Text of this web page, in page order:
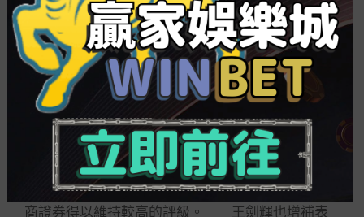
資收益同比降落重要因股指下行，公司權益投資及
科創板跟投收益同比降落較多；其他業務同比降落
重要 彩票分類是大宗商品現貨貿易收入減少所
致。 值得一提的是，在年內頻頻遭罰、業績同
比下滑的底細下，北京商報從知戀人士處了解到，
招商證券在2022年證券公司分類結局中獲AA評級，
與去年持平。有業內人士向揭露，固然招商證券在
部門考成上會因違規受罰被扣分，但也會因其在其
他項目中有突出體現被加分而得到均衡，因此，招
商證券得以維持較高的評級。 王劍輝也增補表